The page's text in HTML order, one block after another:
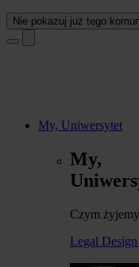
Nie pokazuj już tego
My, Uniwersytet
My,
Czym
Legal